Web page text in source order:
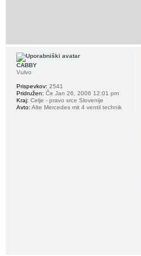
CABBY
Vulvo
Prispevkov: 2541
Pridružen: Če Jan 26, 2006 12:01 pm
Kraj: Celje - pravo srce Slovenije
Avto: Alte Mercedes mit 4 ventil technik